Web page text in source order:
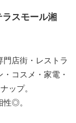
スモール湘
門店街・レストラ
コスメ・家電・
ップ。
性◎。